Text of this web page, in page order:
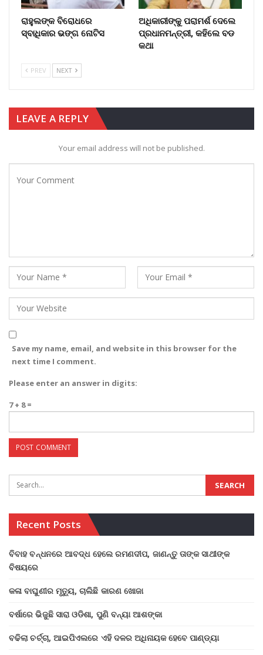
ରାହୁଲଙ୍କ ବିରୋଧରେ
ସ୍ବାଧିକାର ଭଙ୍ଗ ନୋଟିସ
ଅଧିକାରୀଙ୍କୁ ପରାମର୍ଶ ଦେଲେ
ପ୍ରଧାନମନ୍ତ୍ରୀ, କହିଲେ ବଡ
କଥା
PREV NEXT
LEAVE A REPLY
Your email address will not be published.
Save my name, email, and website in this browser for the
next time I comment.
Please enter an answer in digits:
7 + 8 =
Recent Posts
ବିବାହ ବନ୍ଧନରେ ଆବଦ୍ଧ ହେଲେ ରମଣଦୀପ, ଜାଣନ୍ତୁ ତାଙ୍କ ସାଥୀଙ୍କ
ବିଷୟରେ
କଳା ବାଘୁଣୀର ମୃତ୍ୟୁ, ଚାଲିଛି କାରଣ ଖୋଜା
ବର୍ଷାରେ ଭିଜୁଛି ସାରା ଓଡିଶା, ପୁଣି ବନ୍ୟା ଆଶଙ୍କା
ବଢିଲା ଚର୍ଚ୍ଚା, ଆଇପିଏଲରେ ଏହି ଦଳର ଅଧିନାୟକ ହେବେ ପାଣ୍ଡ୍ୟା